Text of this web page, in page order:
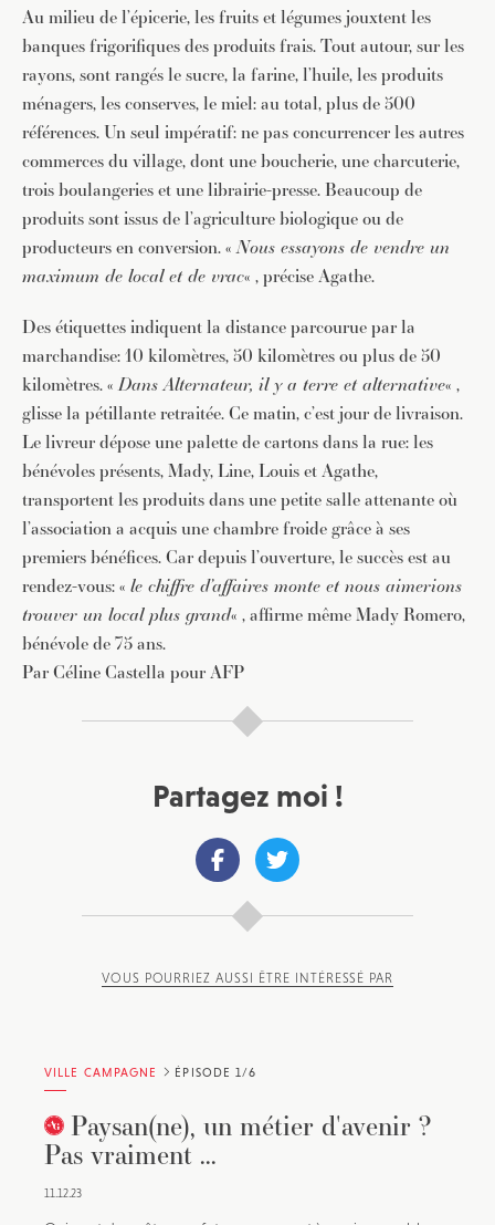
Au milieu de l’épicerie, les fruits et légumes jouxtent les
banques frigorifiques des produits frais. Tout autour, sur les
rayons, sont rangés le sucre, la farine, l’huile, les produits
ménagers, les conserves, le miel: au total, plus de 500
références. Un seul impératif: ne pas concurrencer les autres
commerces du village, dont une boucherie, une charcuterie,
trois boulangeries et une librairie-presse. Beaucoup de
produits sont issus de l’agriculture biologique ou de
producteurs en conversion. «Nous essayons de vendre un
maximum de local et de vrac« , précise Agathe.
Des étiquettes indiquent la distance parcourue par la
marchandise: 10 kilomètres, 50 kilomètres ou plus de 50
kilomètres. «Dans Alternateur, il y a terre et alternative« ,
glisse la pétillante retraitée. Ce matin, c’est jour de livraison.
Le livreur dépose une palette de cartons dans la rue: les
bénévoles présents, Mady, Line, Louis et Agathe,
transportent les produits dans une petite salle attenante où
l’association a acquis une chambre froide grâce à ses
premiers bénéfices. Car depuis l’ouverture, le succès est au
rendez-vous: « le chiffre d’affaires monte et nous aimerions
trouver un local plus grand« , affirme même Mady Romero,
bénévole de 75 ans.
Par Céline Castella pour AFP
Partagez moi !
VOUS POURRIEZ AUSSI ÊTRE INTÉRESSÉ PAR
VILLE CAMPAGNE ÉPISODE 1/6
Paysan(ne), un métier d'avenir ?
Pas vraiment ...
11.12.23
JE M'INSCRIS À LA NEWSLETTER
Pour recevoir toutes les deux semaines notre lettre
d’info avec une sélection d’articles …